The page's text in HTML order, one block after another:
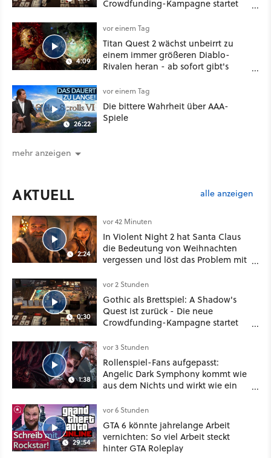
Crowdfunding-Kampagne startet
4:09
vor einem Tag
Titan Quest 2 wächst unbeirrt zu
einem immer größeren Diablo-
Rivalen heran - ab sofort gibt's
Klasse
26:22
vor einem Tag
Die bittere Wahrheit über AAA-
Spiele
mehr anzeigen
AKTUELL alle anzeigen
2:24
vor 42 Minuten
In Violent Night 2 hat Santa Claus
die Bedeutung von Weihnachten
vergessen und löst das Problem mit
0:30
vor 2 Stunden
Gothic als Brettspiel: A Shadow's
Quest ist zurück - Die neue
Crowdfunding-Kampagne startet
1:38
vor 3 Stunden
Rollenspiel-Fans aufgepasst:
Angelic Dark Symphony kommt wie
aus dem Nichts und wirkt wie ein
Mass Effect
29:54
vor 6 Stunden
GTA 6 könnte jahrelange Arbeit
vernichten: So viel Arbeit steckt
hinter GTA Roleplay